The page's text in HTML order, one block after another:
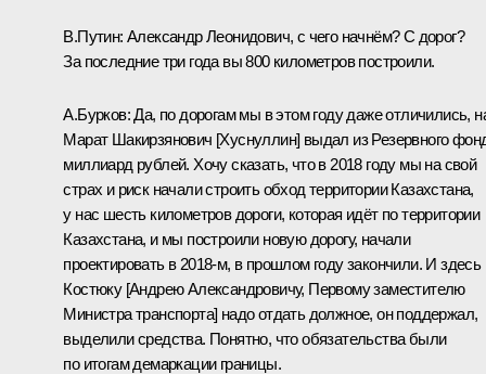
В.Путин: Александр Леонидович, с чего начнём? С дорог?
За последние три года вы 800 километров построили.
А.Бурков:Да, по дорогам мы в этом году даже отличились,
Марат Шакирзянович [Хуснуллин] выдал из Резервного
миллиард рублей. Хочу сказать, что в 2018 году мы на свой
страх и риск начали строить обход территории Казахстана,
у нас шесть километров дороги, которая идёт по территории
Казахстана, и мы построили новую дорогу, начали
проектировать в 2018-м, в прошлом году закончили. И здесь
Костюку [Андрею Александровичу, Первому заместителю
Министра транспорта] надо отдать должное, он поддержал,
выделили средства. Понятно, что обязательства были
по итогам демаркации границы.